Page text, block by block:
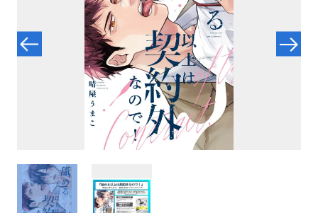
コミック・ラノベ
プロレス
コンピューター